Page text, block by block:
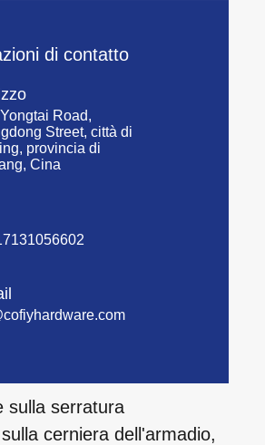
di contatto
Road,
Street, città di
provincia di
Cina
sulla serratura
cerniera dell'armadio,